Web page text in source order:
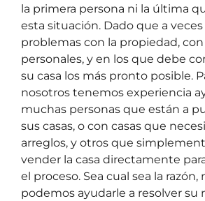
la primera persona ni la última
esta situación. Dado que a
problemas con la propiedad,
personales, y en los que debe
su casa los más pronto posible.
nosotros tenemos experiencia
muchas personas que están a
sus casas, o con casas que
arreglos, y otros que
vender la casa directamente
el proceso. Sea cual sea la razón,
podemos ayudarle a resolver su